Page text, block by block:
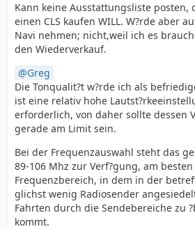
Kann keine Ausstattungsliste posten,
einen CLS kaufen WILL. W?rde aber
Navi nehmen; nicht,weil ich es
den Wiederverkauf.
Greg
Die Tonqualit?t w?rde ich als
ist eine relativ hohe
erforderlich, von daher sollte dessen
gerade am Limit sein.
Bei der Frequenzauswahl steht das
89-106 Mhz zur Verf?gung, am
Frequenzbereich, in dem in der
glichst wenig Radiosender
Fahrten durch die Sendebereiche zu
kommt.